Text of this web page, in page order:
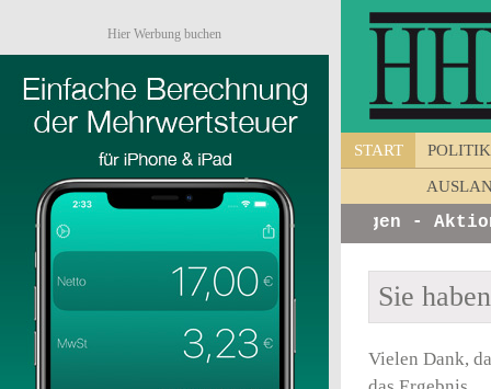
Hier Werbung buchen
START POLITIK
von Unternehmen - Ankündigungen -
Sie
Vielen Dank,